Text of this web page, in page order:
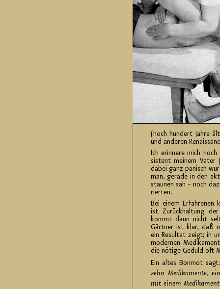
(noch hun­dert Jahre
und an­de­ren
Ich er­in­ne­re mich
sis­tent mei­nem Vater
dabei ganz pa­nisch
man, ge­ra­de in den
stau­nen sah – noch
rier­ten.
Bei einem Er­fah­re­nen
ist Zu­rück­hal­tung
kommt dann nicht
Gärt­ner ist klar, daß
ein Re­sul­tat zeigt; in
mo­der­nen
die nö­ti­ge Ge­duld oft
Ein altes Bon­mot
zehn Me­di­ka­men­te,
mit einem Me­di­ka­ment